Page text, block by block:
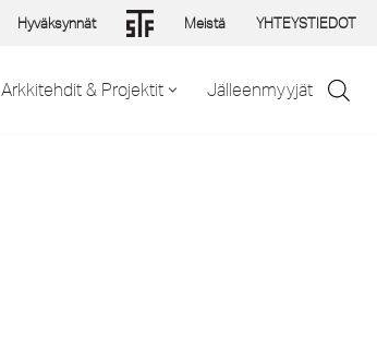
Hyväksynnät Meistä YHTEYSTIEDOT
Arkkitehdit & Projektit Jälleenmyyjät